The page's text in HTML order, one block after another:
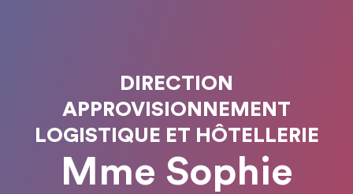
DIRECTION
APPROVISIONNEMENT
LOGISTIQUE ET HÔTELLERIE
Mme Sophie